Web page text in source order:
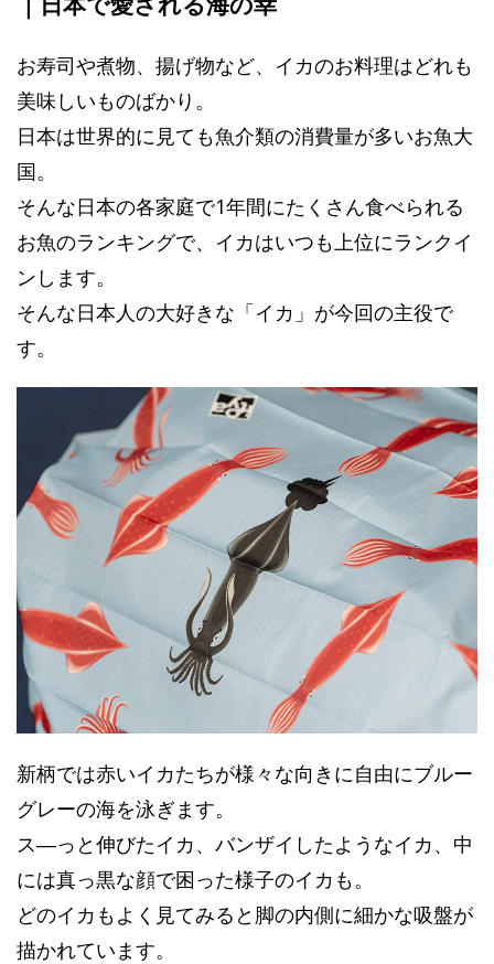
お寿司や煮物、揚げ物など、イカのお料理はどれも
美味しいものばかり。
日本は世界的に見ても魚介類の消費量が多いお魚大
国。
そんな日本の各家庭で1年間にたくさん食べられる
お魚のランキングで、イカはいつも上位にランクイ
ンします。
そんな日本人の大好きな「イカ」が今回の主役で
す。
新柄では赤いイカたちが様々な向きに自由にブルー
グレーの海を泳ぎます。
ス―っと伸びたイカ、バンザイしたようなイカ、中
には真っ黒な顔で困った様子のイカも。
どのイカもよく見てみると脚の内側に細かな吸盤が
描かれています。